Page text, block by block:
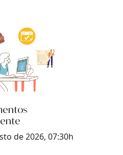
de 2026, 07:30h